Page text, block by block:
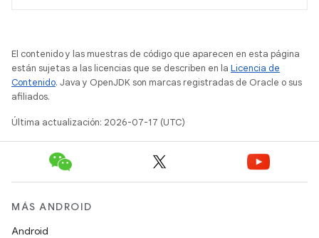
El contenido y las muestras de código que aparecen en esta página
están sujetas a las licencias que se describen en la Licencia de
Contenido. Java y OpenJDK son marcas registradas de Oracle o sus
afiliados.
Última actualización: 2026-07-17 (UTC)
MÁS ANDROID
Android